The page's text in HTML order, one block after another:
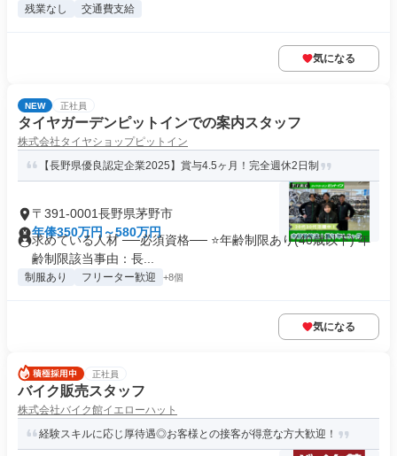
残業なし 交通費支給
気になる
NEW 正社員
タイヤガーデンピットインでの案内スタッフ
株式会社タイヤショップピットイン
【長野県優良認定企業2025】賞与4.5ヶ月！完全週休2日制
〒391-0001長野県茅野市
年俸350万円～580万円
求めている人材 ──必須資格── ⭐️年齢制限あり(40歳以下) 年
齢制限該当事由：長...
制服あり フリーター歓迎 +8個
気になる
正社員
バイク販売スタッフ
株式会社バイク館イエローハット
経験スキルに応じ厚待遇◎お客様との接客が得意な方大歓迎！